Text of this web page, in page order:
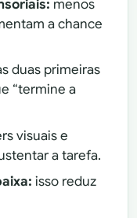
menos
a chance
duas primeiras
“termine a
visuais e
a tarefa.
isso reduz